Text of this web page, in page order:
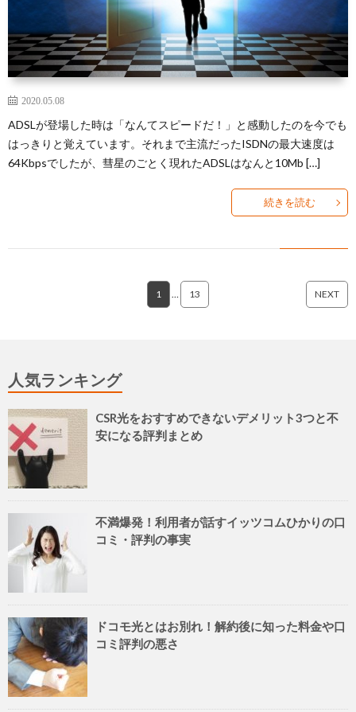
2020.05.08
ADSLが登場した時は「なんてスピードだ！」と感動したのを今でも
はっきりと覚えています。それまで主流だったISDNの最大速度は
64Kbpsでしたが、彗星のごとく現れたADSLはなんと10Mb […]
続きを読む
1 … 13 NEXT
人気ランキング
CSR光をおすすめできないデメリット3つと不
安になる評判まとめ
不満爆発！利用者が話すイッツコムひかりの口
コミ・評判の事実
ドコモ光とはお別れ！解約後に知った料金や口
コミ評判の悪さ